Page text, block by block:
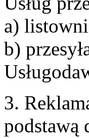
a)
b)
3.
podstawą